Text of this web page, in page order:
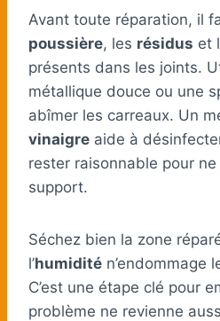
Avant toute réparation, il
poussière, les résidus et
présents dans les joints.
métallique douce ou une
abîmer les carreaux. Un
vinaigre aide à
rester raisonnable pour
support.
Séchez bien la zone
l’humidité n’endommage
C’est une étape clé pour
problème ne revienne